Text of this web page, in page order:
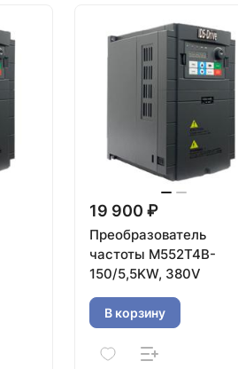
19 900 ₽
Преобразователь
частоты M552T4B-
150/5,5KW, 380V
В корзину